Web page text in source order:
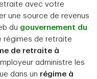
avec votre
une source de revenus
du gouvernement du
régimes de retraite
de retraite à
administre les
dans un régime à